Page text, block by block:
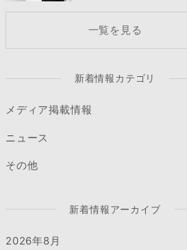
一覧を見る
新着情報カテゴリ
メディア掲載情報
ニュース
その他
新着情報アーカイブ
2026年8月